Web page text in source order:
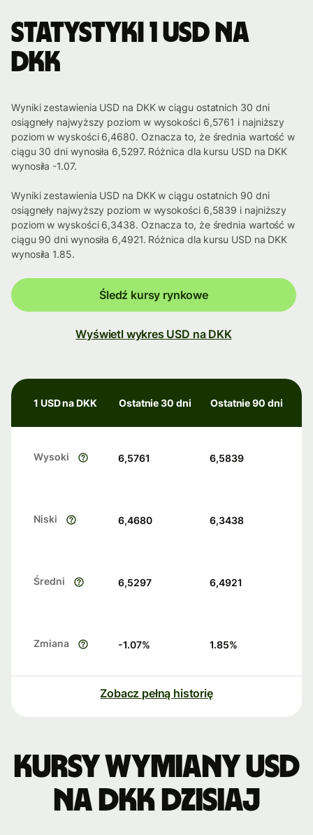
Statystyki 1 USD na
DKK
Wyniki zestawienia USD na DKK w ciągu ostatnich 30 dni
osiągneły najwyższy poziom w wysokości 6,5761 i najniższy
poziom w wyskości 6,4680. Oznacza to, że średnia wartość w
ciągu 30 dni wynosiła 6,5297. Różnica dla kursu USD na DKK
wynosiła -1.07.
Wyniki zestawienia USD na DKK w ciągu ostatnich 90 dni
osiągneły najwyższy poziom w wysokości 6,5839 i najniższy
poziom w wyskości 6,3438. Oznacza to, że średnia wartość w
ciągu 90 dni wynosiła 6,4921. Różnica dla kursu USD na DKK
wynosiła 1.85.
Śledź kursy rynkowe
Wyświetl wykres USD na DKK
1 USD na DKK Ostatnie 30 dni Ostatnie 90 dni
Wysoki 6,5761 6,5839
Niski 6,4680 6,3438
Średni 6,5297 6,4921
Zmiana -1.07% 1.85%
Zobacz pełną historię
Kursy wymiany USD
na DKK dzisiaj